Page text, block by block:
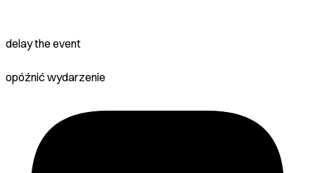
delay the event
opóźnić wydarzenie